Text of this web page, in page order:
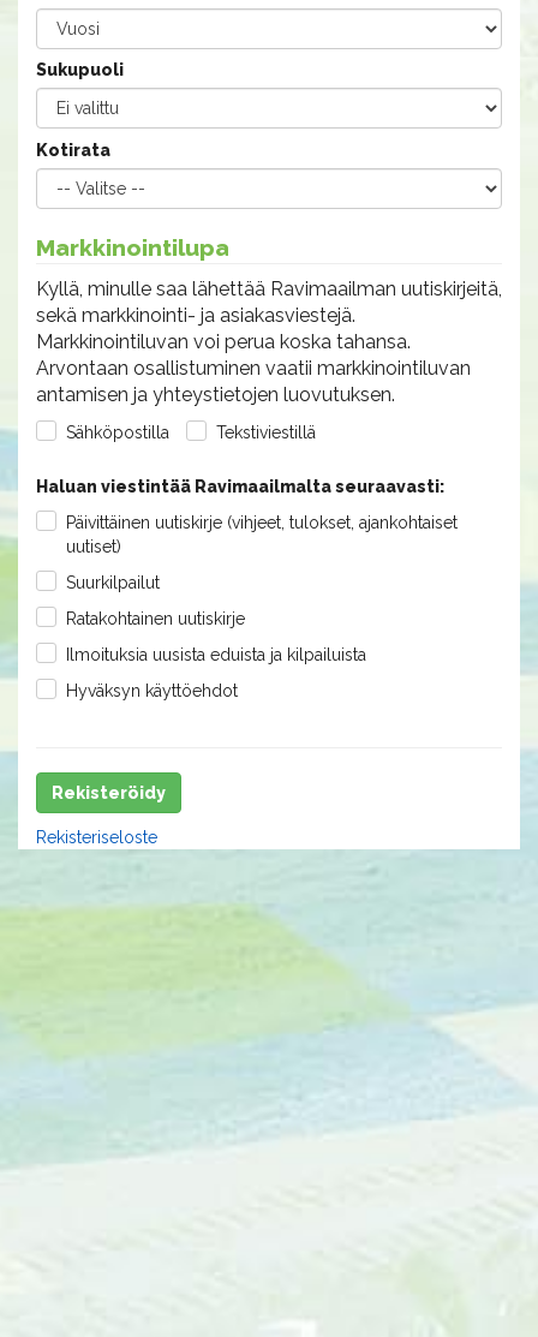
Sukupuoli
Kotirata
Markkinointilupa
Kyllä, minulle saa lähettää Ravimaailman uutiskirjeitä,
sekä markkinointi- ja asiakasviestejä.
Markkinointiluvan voi perua koska tahansa.
Arvontaan osallistuminen vaatii markkinointiluvan
antamisen ja yhteystietojen luovutuksen.
Sähköpostilla Tekstiviestillä
Haluan viestintää Ravimaailmalta seuraavasti:
Päivittäinen uutiskirje (vihjeet, tulokset, ajankohtaiset
uutiset)
Suurkilpailut
Ratakohtainen uutiskirje
Ilmoituksia uusista eduista ja kilpailuista
Hyväksyn käyttöehdot
Rekisteröidy
Rekisteriseloste